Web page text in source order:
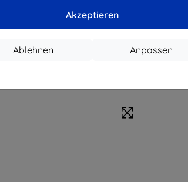
Akzeptieren
Anpassen
Ablehnen